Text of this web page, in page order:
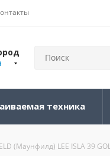
техника
(Маунфилд) LEE ISLA 39